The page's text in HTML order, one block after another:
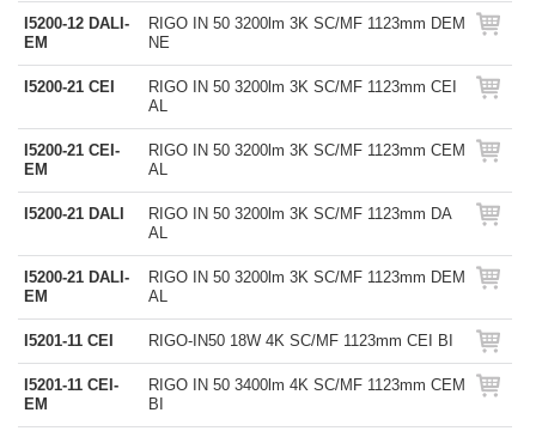
I5200-12 DALI-
EM
RIGO IN 50 3200lm 3K SC/MF 1123mm DEM
NE
I5200-21 CEI
RIGO IN 50 3200lm 3K SC/MF 1123mm CEI
AL
I5200-21 CEI-
EM
RIGO IN 50 3200lm 3K SC/MF 1123mm CEM
AL
I5200-21 DALI
RIGO IN 50 3200lm 3K SC/MF 1123mm DA
AL
I5200-21 DALI-
EM
RIGO IN 50 3200lm 3K SC/MF 1123mm DEM
AL
I5201-11 CEI RIGO-IN50 18W 4K SC/MF 1123mm CEI BI
I5201-11 CEI-
EM
RIGO IN 50 3400lm 4K SC/MF 1123mm CEM
BI